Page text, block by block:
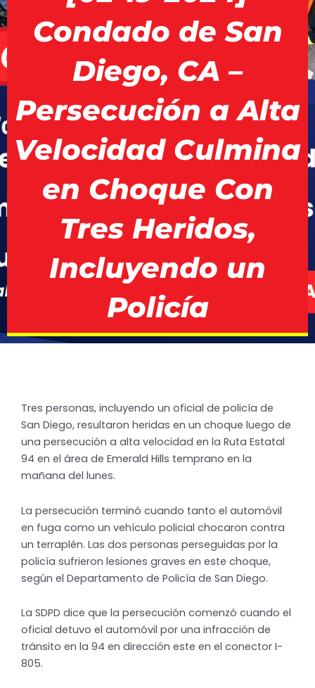
Condado de San
Diego, CA –
Persecución a Alta
Velocidad Culmina
en Choque Con
Tres Heridos,
Incluyendo un
Policía
Tres personas, incluyendo un oficial de policía de
San Diego, resultaron heridas en un choque luego de
una persecución a alta velocidad en la Ruta Estatal
94 en el área de Emerald Hills temprano en la
mañana del lunes.
La persecución terminó cuando tanto el automóvil
en fuga como un vehículo policial chocaron contra
un terraplén. Las dos personas perseguidas por la
policía sufrieron lesiones graves en este choque,
según el Departamento de Policía de San Diego.
La SDPD dice que la persecución comenzó cuando el
oficial detuvo el automóvil por una infracción de
tránsito en la 94 en dirección este en el conector I-
805.